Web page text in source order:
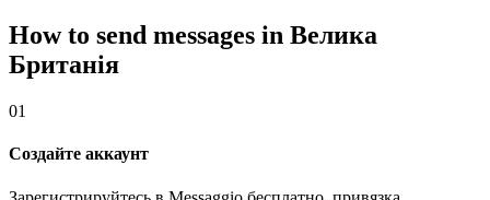
How to send messages in Велика
Британія
01
Создайте аккаунт